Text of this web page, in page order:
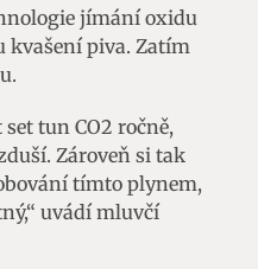
jímání oxidu
kvašení piva. Zatím
tun CO2 ročně,
Zároveň si tak
tímto plynem,
uvádí mluvčí